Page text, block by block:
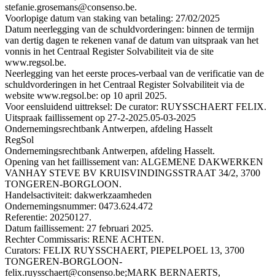
stefanie.grosemans@consenso.be.
Voorlopige datum van staking van betaling: 27/02/2025
Datum neerlegging van de schuldvorderingen: binnen de termijn
van dertig dagen te rekenen vanaf de datum van uitspraak van het
vonnis in het Centraal Register Solvabiliteit via de site
www.regsol.be.
Neerlegging van het eerste proces-verbaal van de verificatie van de
schuldvorderingen in het Centraal Register Solvabiliteit via de
website www.regsol.be: op 10 april 2025.
Voor eensluidend uittreksel: De curator: RUYSSCHAERT FELIX.
Uitspraak faillissement op 27-2-2025.05-03-2025
Ondernemingsrechtbank Antwerpen, afdeling Hasselt
RegSol
Ondernemingsrechtbank Antwerpen, afdeling Hasselt.
Opening van het faillissement van: ALGEMENE DAKWERKEN
VANHAY STEVE BV KRUISVINDINGSSTRAAT 34/2, 3700
TONGEREN-BORGLOON.
Handelsactiviteit: dakwerkzaamheden
Ondernemingsnummer: 0473.624.472
Referentie: 20250127.
Datum faillissement: 27 februari 2025.
Rechter Commissaris: RENE ACHTEN.
Curators: FELIX RUYSSCHAERT, PIEPELPOEL 13, 3700
TONGEREN-BORGLOON-
felix.ruysschaert@consenso.be;MARK BERNAERTS,